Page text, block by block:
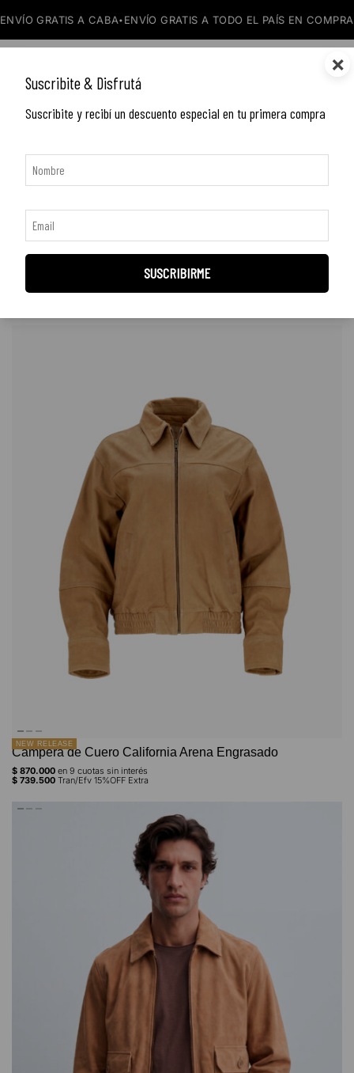
×
Suscribite & Disfrutá
Suscribite y recibí un descuento especial en tu primera compra
SUSCRIBIRME
GRATIS A CABA•ENVÍO GRATIS A TODO EL PAÍS EN
0
Arena Engrasado
Orden por defecto
NEW RELEASE
Campera de Cuero California Arena Engrasado
$ 870.000 en 9 cuotas sin interés
$ 739.500 Tran/Efv 15%OFF Extra